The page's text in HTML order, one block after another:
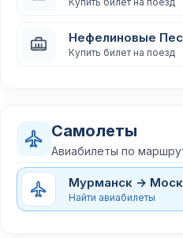
Нефелиновые
Купить билет на поезд
Самолеты
Авиабилеты по
Мурманск →
Найти авиабилеты